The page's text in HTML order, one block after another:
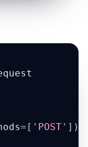
= [ 'POST' ] )